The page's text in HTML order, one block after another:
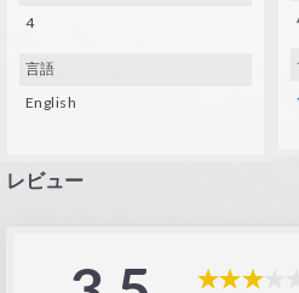
4
言語
English
レビュー